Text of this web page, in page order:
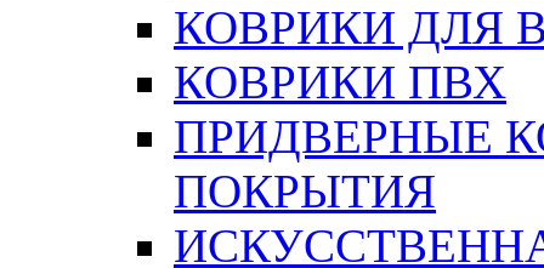
КОВРИКИ ДЛЯ
КОВРИКИ ПВХ
ПРИДВЕРНЫЕ
ПОКРЫТИЯ